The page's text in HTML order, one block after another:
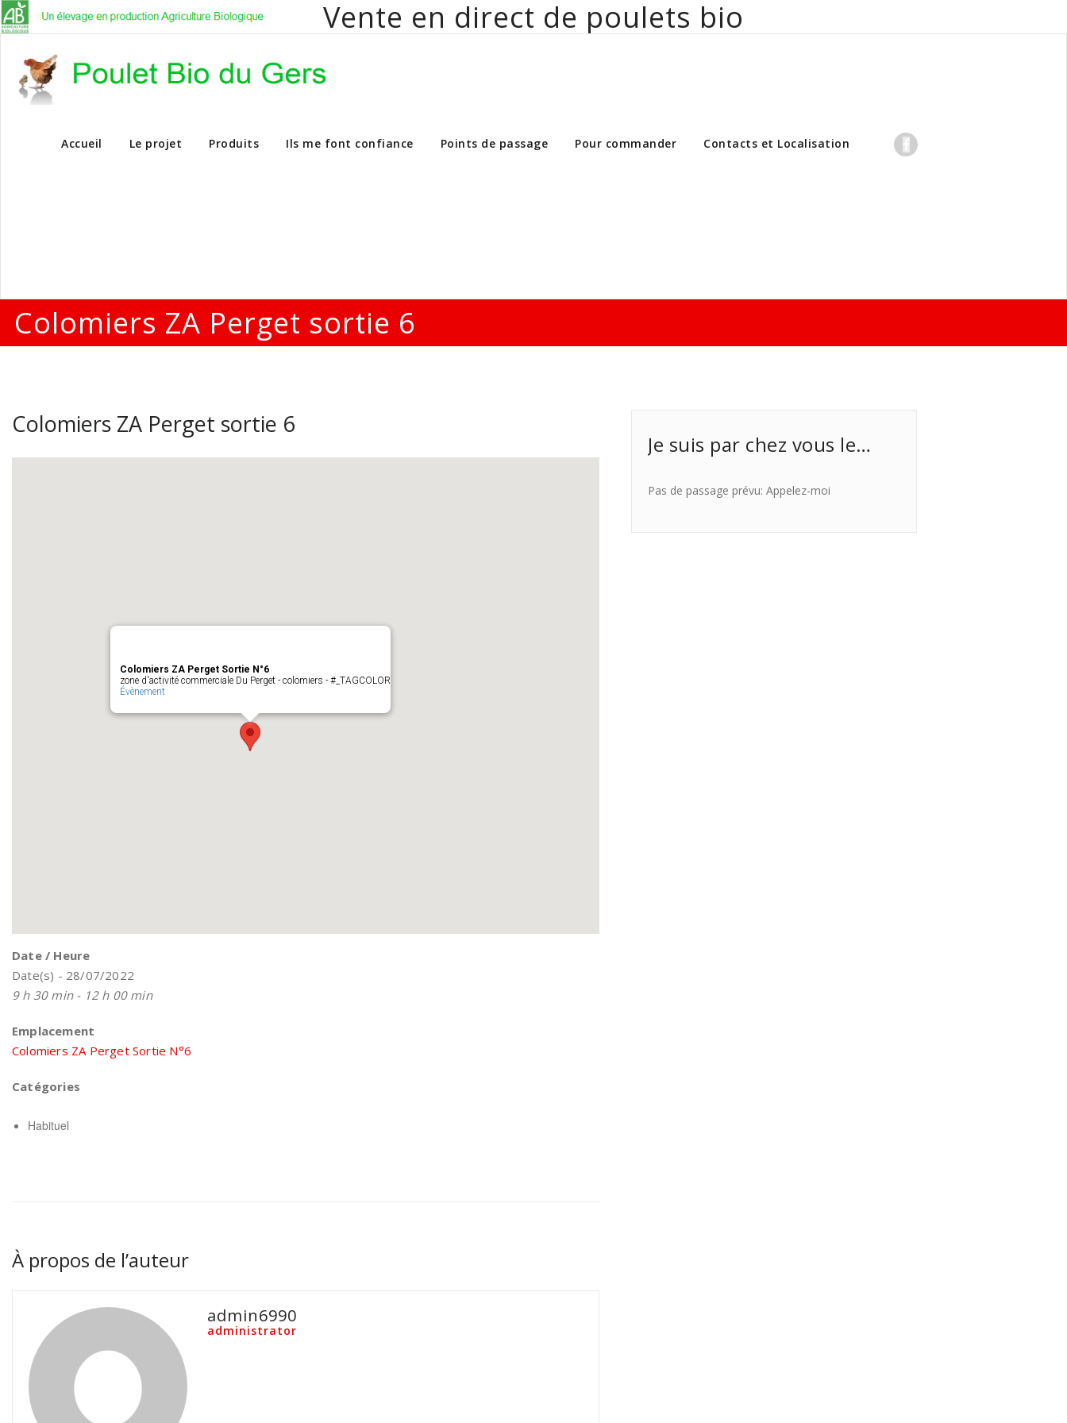
Vente en direct de poulets bio
Vente en direct de poulets bio aux particuliers et professionnels
Accueil Le projet Produits Ils me font confiance Points de passage Pour commander Contacts et Localisation
Colomiers ZA Perget sortie 6
Colomiers ZA Perget sortie 6
Colomiers ZA Perget Sortie N°6
zone d'activité commerciale Du Perget - colomiers - #_TAGCOLOR
Évènement
Date / Heure
Date(s) - 28/07/2022
9 h 30 min - 12 h 00 min
Emplacement
Colomiers ZA Perget Sortie N°6
Catégories
Habituel
À propos de l’auteur
admin6990
administrator
Je suis par chez vous le…
Pas de passage prévu: Appelez-moi